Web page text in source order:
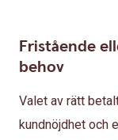
Fristående
behov
Valet av rätt
kundnöjdhet och